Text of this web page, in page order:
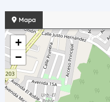
Mapa
+
−